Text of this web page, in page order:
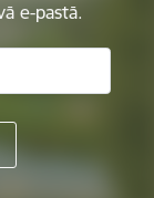
e-pastā.